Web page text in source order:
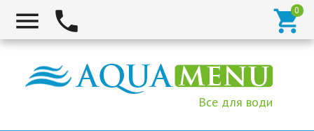
  
Все для води